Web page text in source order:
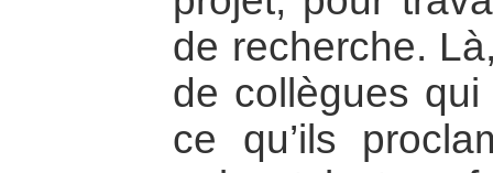
de recherche.
de collègues qui
ce qu’ils